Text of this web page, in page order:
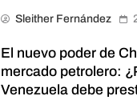
Sleither Fernández
El nuevo poder de
mercado petrolero:
Venezuela debe